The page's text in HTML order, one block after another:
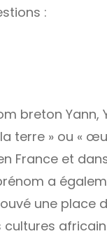
:
breton Yann,
terre » ou «
France et
a
une place
cultures